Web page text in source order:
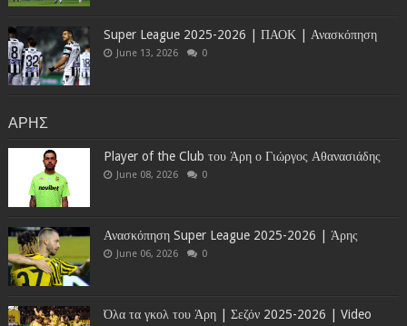
Super League 2025-2026 | ΠΑΟΚ | Ανασκόπηση
June 13, 2026 0
ΑΡΗΣ
Player of the Club του Άρη ο Γιώργος Αθανασιάδης
June 08, 2026 0
Ανασκόπηση Super League 2025-2026 | Άρης
June 06, 2026 0
Όλα τα γκολ του Άρη | Σεζόν 2025-2026 | Video